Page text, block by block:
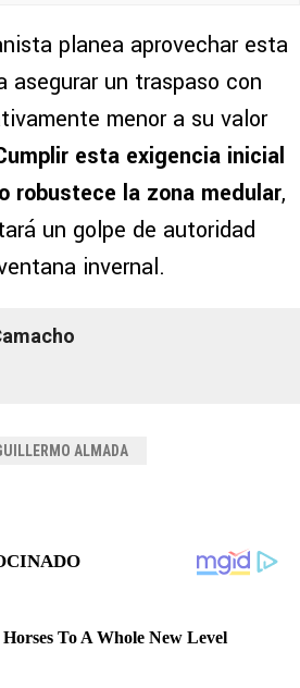
planea aprovechar esta
asegurar un traspaso con
menor a su valor
esta exigencia inicial
robustece la zona medular,
un golpe de autoridad
invernal.
ALMADA